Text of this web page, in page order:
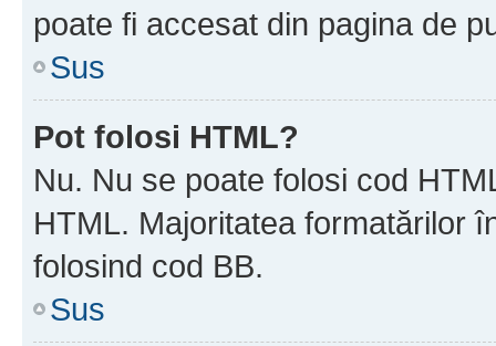
poate fi accesat din pagina de
Sus
Pot folosi HTML?
Nu. Nu se poate folosi cod
HTML. Majoritatea formatărilor
folosind cod BB.
Sus